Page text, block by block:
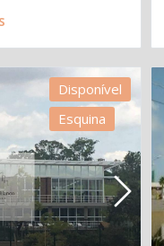
Disponível
Esquina